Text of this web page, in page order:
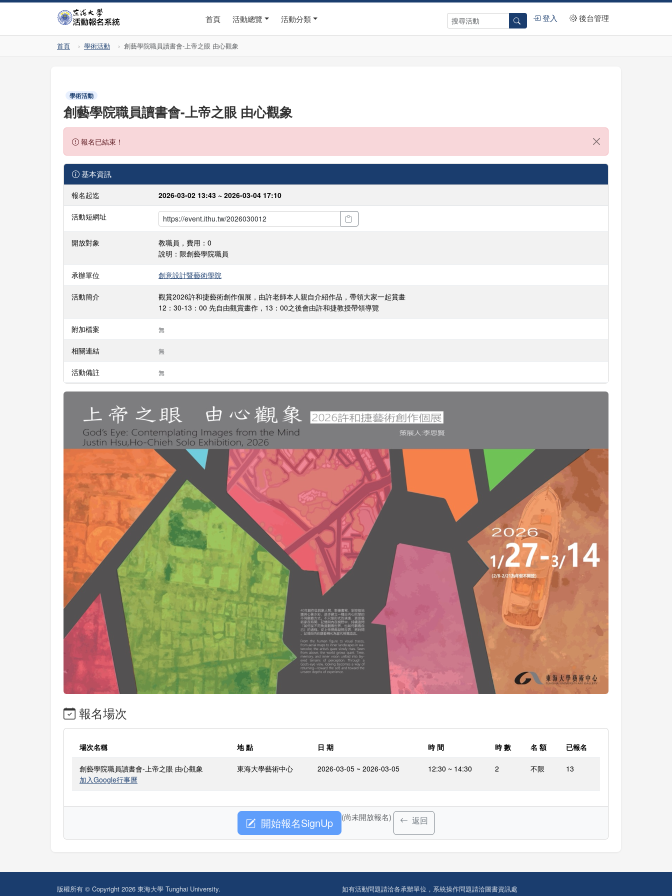
首頁 活動總覽 活動分類 登入 後台管理
首頁 學術活動 創藝學院職員讀書會-上帝之眼 由心觀象
學術活動
創藝學院職員讀書會-上帝之眼 由心觀象
報名已結束！
基本資訊
報名起迄 2026-03-02 13:43 ~ 2026-03-04 17:10
活動短網址
開放對象
教職員，費用：0
說明：限創藝學院職員
承辦單位 創意設計暨藝術學院
活動簡介
觀賞2026許和捷藝術創作個展，由許老師本人親自介紹作品，帶領大家一起賞畫
12：30-13：00 先自由觀賞畫作，13：00之後會由許和捷教授帶領導覽
附加檔案 無
相關連結 無
活動備註 無
報名場次
場次名稱 地 點 日 期 時 間 時 數 名 額 已報名
創藝學院職員讀書會-上帝之眼 由心觀象
加入Google行事曆
東海大學藝術中心 2026-03-05 ~ 2026-03-05 12:30 ~ 14:30 2 不限 13
開始報名SignUp (尚未開放報名) 返回
版權所有 © Copyright 2026 東海大學 Tunghai University. 如有活動問題請洽各承辦單位，系統操作問題請洽圖書資訊處